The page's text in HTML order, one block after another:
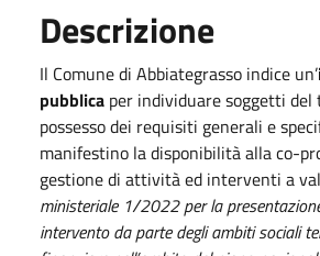
Descrizione
Il Comune di Abbiategrasso indice un’
pubblica per individuare soggetti
possesso dei requisiti generali e
manifestino la disponibilità alla co-
gestione di attività ed interventi a
ministeriale 1/2022 per la
intervento da parte degli ambiti sociali